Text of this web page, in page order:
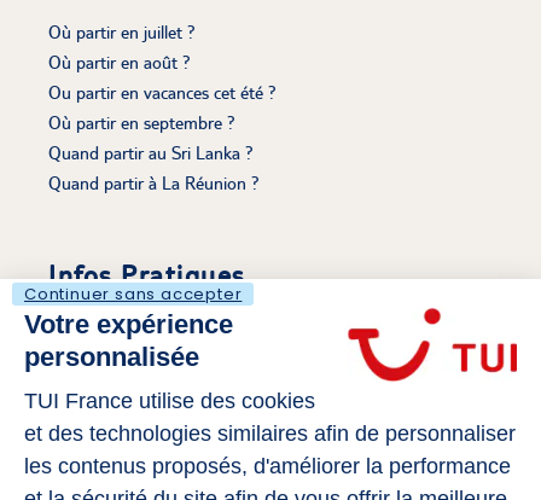
Où partir en juillet ?
Où partir en août ?
Ou partir en vacances cet été ?
Où partir en septembre ?
Quand partir au Sri Lanka ?
Quand partir à La Réunion ?
Infos Pratiques
Découvrir Le Voyaging
Mentions légales
S'évader sur Tui.fr
Politique de cookies
Gérer mes cookies
Déclaration d’Accessibilité
Continuer sans accepter
Votre expérience
personnalisée
TUI France utilise des cookies
et des technologies similaires afin de personnaliser
les contenus proposés, d'améliorer la performance